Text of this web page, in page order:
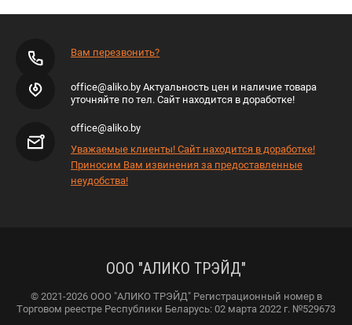
Вам перезвонить?
office@aliko.by Актуальность цен и наличие товара
уточняйте по тел. Сайт находится в доработке!
office@aliko.by
Уважаемые клиенты! Сайт находится в доработке!
Приносим Вам извинения за предоставленные
неудобства!
ООО "АЛИКО ТРЭЙД"
© 2021-2026 ООО "АЛИКО ТРЭЙД" Регистрационный номер в
Торговом реестре Республики Беларусь: 02 марта 2022 г. №529673